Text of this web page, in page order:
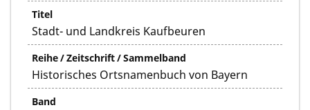
Titel
Stadt- und Landkreis Kaufbeuren
Reihe / Zeitschrift / Sammelband
Historisches Ortsnamenbuch von Bayern
Band